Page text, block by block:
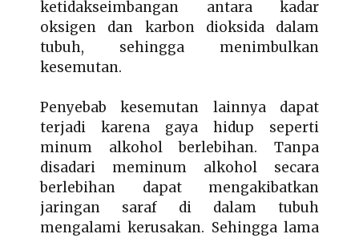
ketidakseimbangan antara kadar
oksigen dan karbon dioksida dalam
tubuh, sehingga menimbulkan
kesemutan.
Penyebab kesemutan lainnya dapat
terjadi karena gaya hidup seperti
minum alkohol berlebihan. Tanpa
disadari meminum alkohol secara
berlebihan dapat mengakibatkan
jaringan saraf di dalam tubuh
mengalami kerusakan. Sehingga lama